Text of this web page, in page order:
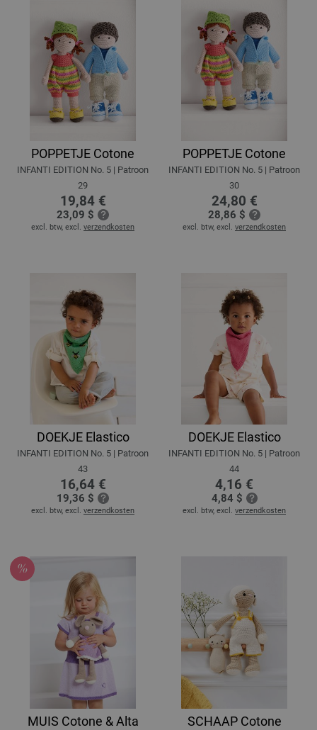
POPPETJE Cotone
INFANTI EDITION No. 5 | Patroon
29
19,84 €
23,09 $
excl. btw, excl. verzendkosten
POPPETJE Cotone
INFANTI EDITION No. 5 | Patroon
30
24,80 €
28,86 $
excl. btw, excl. verzendkosten
DOEKJE Elastico
INFANTI EDITION No. 5 | Patroon
43
16,64 €
19,36 $
excl. btw, excl. verzendkosten
DOEKJE Elastico
INFANTI EDITION No. 5 | Patroon
44
4,16 €
4,84 $
excl. btw, excl. verzendkosten
MUIS Cotone & Alta
SCHAAP Cotone